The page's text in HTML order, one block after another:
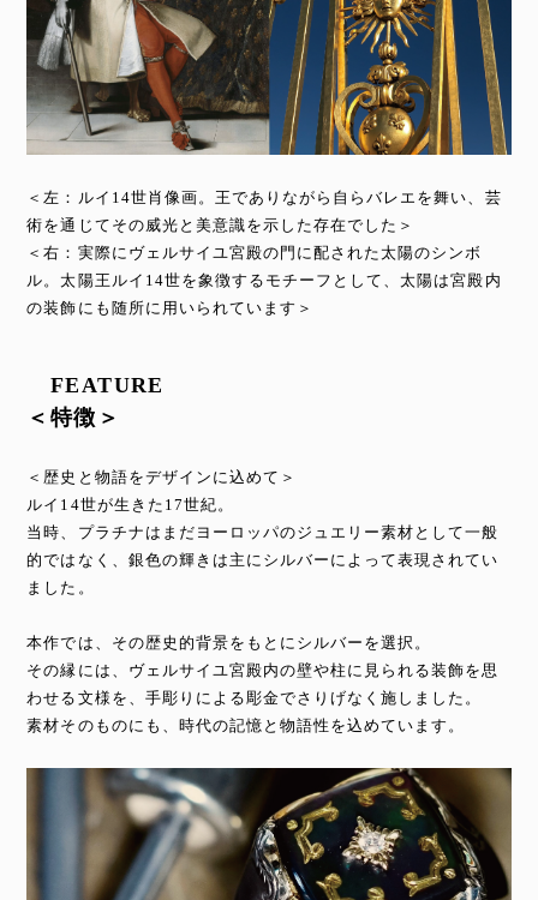
＜左：ルイ14世肖像画。王でありながら自らバレエを舞い、芸
術を通じてその威光と美意識を示した存在でした＞
＜右：実際にヴェルサイユ宮殿の門に配された太陽のシンボ
ル。太陽王ルイ14世を象徴するモチーフとして、太陽は宮殿内
の装飾にも随所に用いられています＞
FEATURE
＜特徴＞
＜歴史と物語をデザインに込めて＞
ルイ14世が生きた17世紀。
当時、プラチナはまだヨーロッパのジュエリー素材として一般
的ではなく、銀色の輝きは主にシルバーによって表現されてい
ました。
本作では、その歴史的背景をもとにシルバーを選択。
その縁には、ヴェルサイユ宮殿内の壁や柱に見られる装飾を思
わせる文様を、手彫りによる彫金でさりげなく施しました。
素材そのものにも、時代の記憶と物語性を込めています。